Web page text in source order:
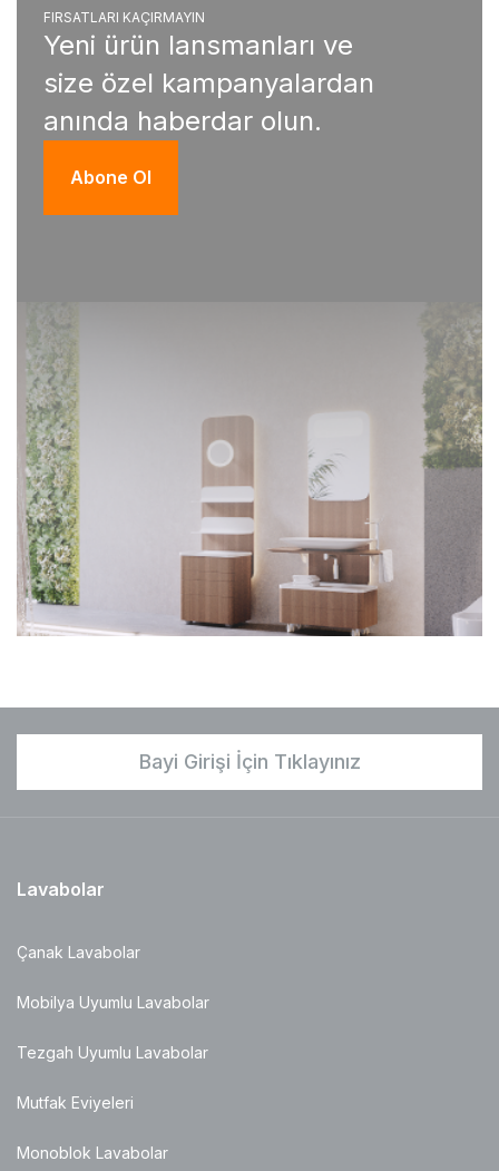
FIRSATLARI KAÇIRMAYIN
Yeni ürün lansmanları ve
size özel kampanyalardan
anında haberdar olun.
Abone Ol
Bayi Girişi İçin Tıklayınız
Lavabolar
Çanak Lavabolar
Mobilya Uyumlu Lavabolar
Tezgah Uyumlu Lavabolar
Mutfak Eviyeleri
Monoblok Lavabolar